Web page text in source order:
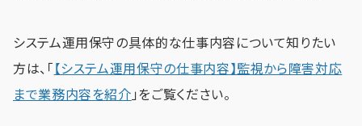
システム運用保守の具体的な仕事内容について知りたい
方は、「 【システム運用保守の仕事内容】監視から障害対応
まで業務内容を紹介 」をご覧ください。